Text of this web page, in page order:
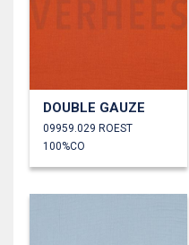
DOUBLE GAUZE
09959.029 ROEST
100%CO